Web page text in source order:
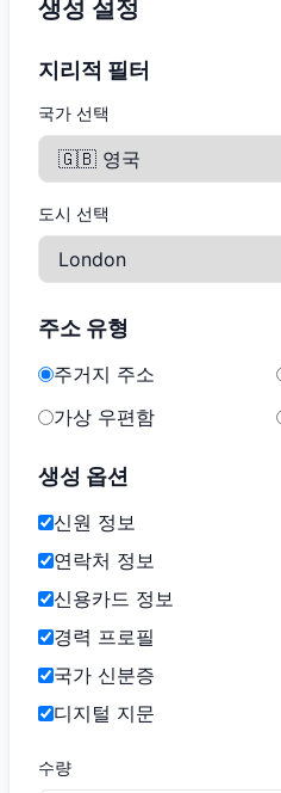
생성 설정
지리적 필터
국가 선택
도시 선택
주소 유형
주거지 주소
가상 우편함
생성 옵션
신원 정보
연락처 정보
신용카드 정보
경력 프로필
국가 신분증
디지털 지문
수량